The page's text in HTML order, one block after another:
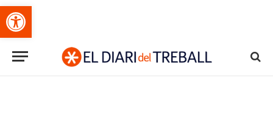
Obre la barra d'eines